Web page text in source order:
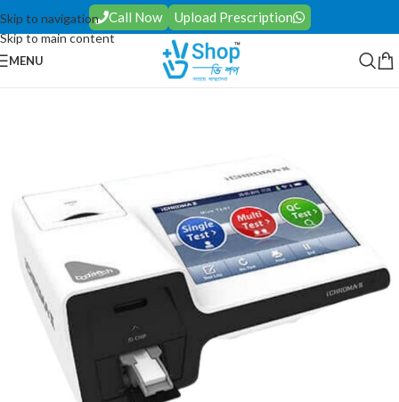
Skip to navigation
Skip to main content
Call Now Upload Prescription
MENU